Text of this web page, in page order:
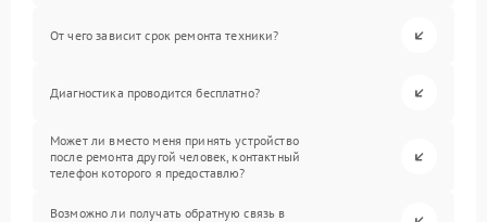
От чего зависит срок ремонта техники?
Диагностика проводится бесплатно?
Может ли вместо меня принять устройство
после ремонта другой человек, контактный
телефон которого я предоставлю?
Возможно ли получать обратную связь в